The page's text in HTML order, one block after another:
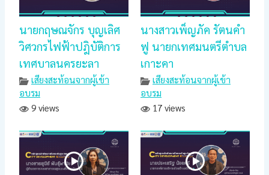
นายกฤษณจักร บุญเลิศ
วิศวกรไฟฟ้าปฎิบัติการ
เทศบาลนครยะลา
เสียงสะท้อนจากผู้เข้า
อบรม
9 views
นางสาวเพ็ญภัค รัตนคำ
ฟู นายกเทศมนตรีตำบล
เกาะคา
เสียงสะท้อนจากผู้เข้า
อบรม
17 views